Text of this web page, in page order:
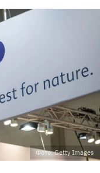
Фото: Getty Images